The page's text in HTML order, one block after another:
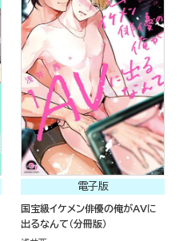
電子版
国宝級イケメン俳優の俺がAVに
出るなんて（分冊版）